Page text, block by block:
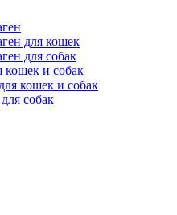
для кошек
для собак
кошек и собак
кошек и собак
собак